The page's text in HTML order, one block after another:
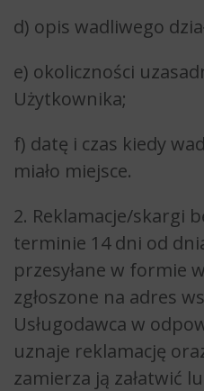
d) opis wadliwego
e) okoliczności
Użytkownika;
f) datę i czas kiedy
miało miejsce.
2. Reklamacje/skargi
terminie 14 dni od
przesyłane w formie
zgłoszone na adres
Usługodawca w
uznaje reklamację
zamierza ją załatwić